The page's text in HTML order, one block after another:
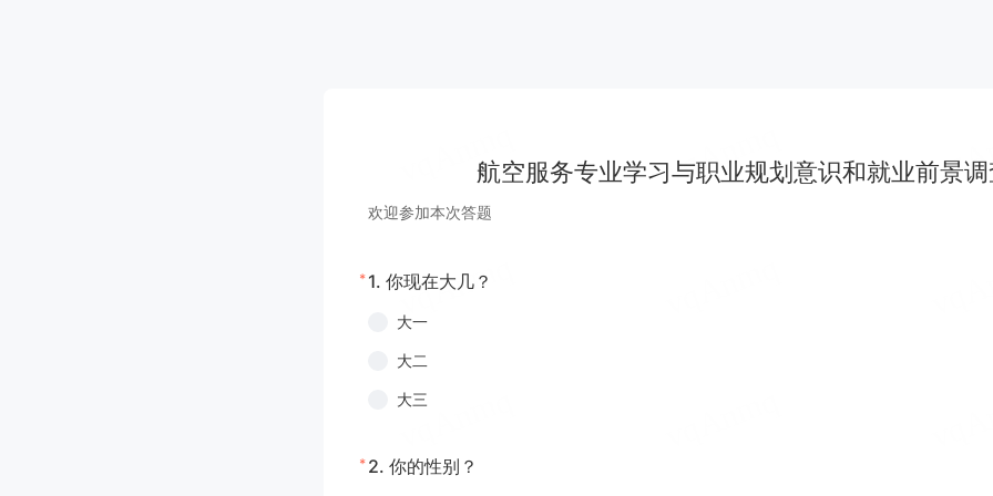
航空服务专业学习与职业规划意识和就业前景
欢迎参加本次答题
* 1. 你现在大几？
大一
大二
大三
* 2. 你的性别？